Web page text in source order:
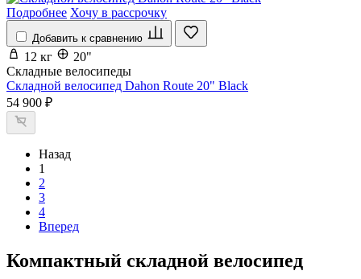
Подробнее Хочу в рассрочку
Добавить к сравнению
12 кг
20"
Складные велосипеды
Складной велосипед Dahon Route 20" Black
54 900 ₽
Назад
1
2
3
4
Вперед
Компактный складной велосипед